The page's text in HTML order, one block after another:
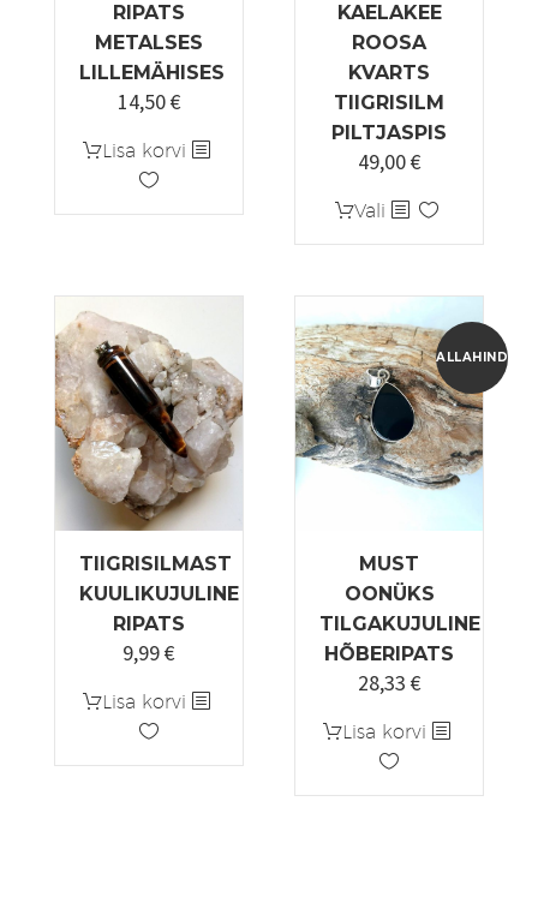
RIPATS
METALSES
LILLEMÄHISES
14,50€
Lisa korvi
KAELAKEE
ROOSA
KVARTS
TIIGRISILM
PILTJASPIS
49,00€
Vali Sellel
tootel
mitu
varianti.
Valikuid
saab
teha
tootelehel.
TIIGRISILMAST
KUULIKUJULINE
RIPATS
9,99€
Lisa korvi
ALLAHINDLUS!
MUST
OONÜKS
TILGAKUJULINE
HÕBERIPATS
Algne
oli:
33,33 €.
28,33 €Praegune
on:
Lisa korvi